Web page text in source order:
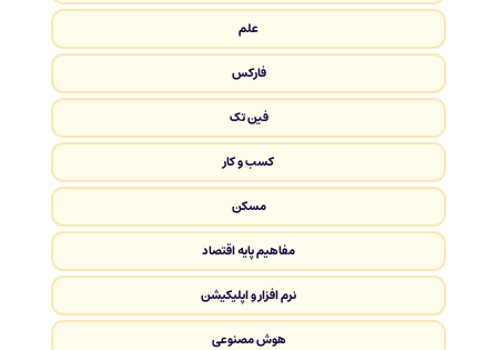
علم
فارکس
فین تک
کسب و کار
مسکن
مفاهیم پایه اقتصاد
نرم افزار و اپلیکیشن
هوش مصنوعی